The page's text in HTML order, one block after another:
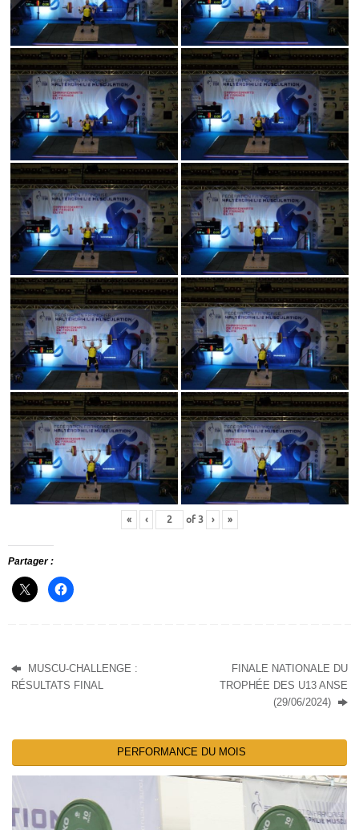
« ‹ of3 › »
Partager :
MUSCU-CHALLENGE :
RÉSULTATS FINAL
FINALE NATIONALE DU
TROPHÉE DES U13 ANSE
(29/06/2024)
PERFORMANCE DU MOIS